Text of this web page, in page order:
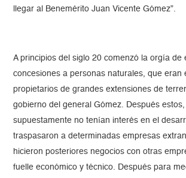
llegar al Benemérito Juan Vicente Gómez”.
A principios del siglo 20 comenzó la orgía de
concesiones a personas naturales, que eran
propietarios de grandes extensiones de
gobierno del general Gómez. Después
supuestamente no tenían interés en el
traspasaron a determinadas empresas
hicieron posteriores negocios con otras
fuelle económico y técnico. Después para